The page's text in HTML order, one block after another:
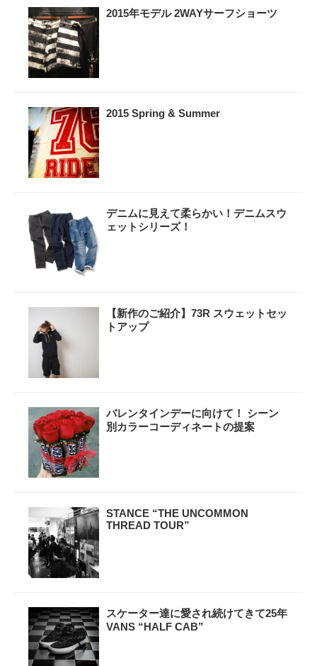
2015年モデル 2WAYサーフショーツ
2015 Spring & Summer
デニムに見えて柔らかい！デニムスウ
ェットシリーズ！
【新作のご紹介】73R スウェットセッ
トアップ
バレンタインデーに向けて！ シーン
別カラーコーディネートの提案
STANCE “THE UNCOMMON
THREAD TOUR”
スケーター達に愛され続けてきて25年
VANS “HALF CAB”